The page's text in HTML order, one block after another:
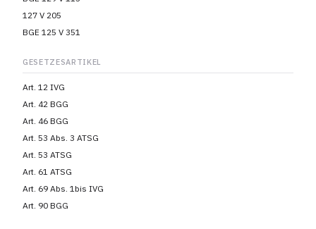
127 V 205
BGE 125 V 351
GESETZESARTIKEL
Art. 12 IVG
Art. 42 BGG
Art. 46 BGG
Art. 53 Abs. 3 ATSG
Art. 53 ATSG
Art. 61 ATSG
Art. 69 Abs. 1bis IVG
Art. 90 BGG